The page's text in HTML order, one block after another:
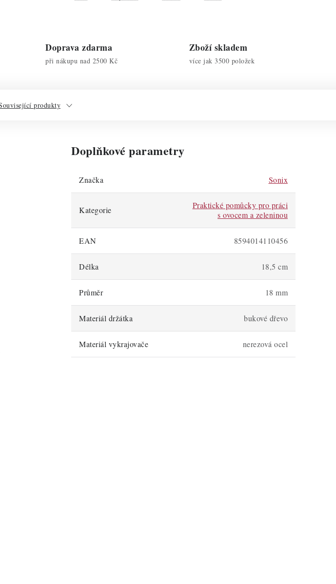
Doprava zdarma
při nákupu nad 2500 Kč
Zboží skladem
více jak 3500 položek
produkty
Doplňkové parametry
Značka Sonix
Kategorie
Praktické pomůcky pro práci
s ovocem a zeleninou
EAN 8594014110456
Délka 18,5 cm
Průměr 18 mm
Materiál držátka bukové dřevo
Materiál vykrajovače nerezová ocel